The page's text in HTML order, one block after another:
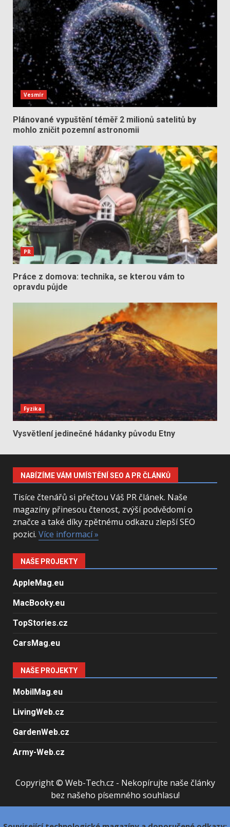
Vesmír
Plánované vypuštění téměř 2 milionů satelitů by
mohlo zničit pozemní astronomii
PR
Práce z domova: technika, se kterou vám to
opravdu půjde
Fyzika
Vysvětlení jedinečné hádanky původu Etny
NABÍZÍME VÁM UMÍSTĚNÍ SEO A PR ČLÁNKŮ
Tisíce čtenářů si přečtou Váš PR článek. Naše
magazíny přinesou čtenost, zvýší podvědomí o
značce a také díky zpětnému odkazu zlepší SEO
pozici. Více informací »
NAŠE PROJEKTY
AppleMag.eu
MacBooky.eu
TopStories.cz
CarsMag.eu
NAŠE PROJEKTY
MobilMag.eu
LivingWeb.cz
GardenWeb.cz
Army-Web.cz
Copyright © Web-Tech.cz - Nekopírujte naše články
bez našeho písemného souhlasu!